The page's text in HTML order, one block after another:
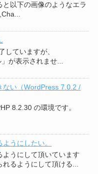
以下の画像のようなエラ
していますが、
が表示されませ...
ない（WordPress 7.0.2 /
8.2.30 の環境です。
うにしたい。
うにして頂いています
るようにして頂ける...